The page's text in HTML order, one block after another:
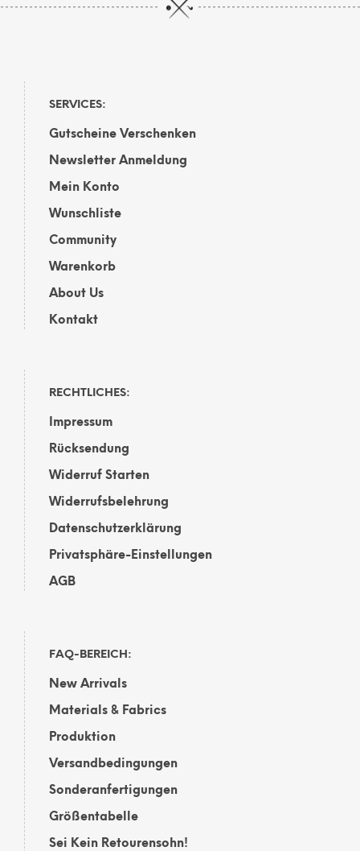
SERVICES:
Gutscheine Verschenken
Newsletter Anmeldung
Mein Konto
Wunschliste
Community
Warenkorb
About Us
Kontakt
RECHTLICHES:
Impressum
Rücksendung
Widerruf Starten
Widerrufsbelehrung
Datenschutzerklärung
Privatsphäre-Einstellungen
AGB
FAQ-BEREICH:
New Arrivals
Materials & Fabrics
Produktion
Versandbedingungen
Sonderanfertigungen
Größentabelle
Sei Kein Retourensohn!